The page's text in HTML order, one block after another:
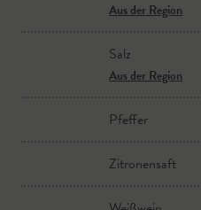
Aus der Region
Salz
Aus der Region
Pfeffer
Zitronensaft